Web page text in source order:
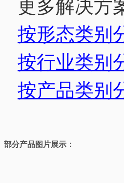
更多解决方
按形态类别
按行业类别
按产品类别
部分产品图片展示：